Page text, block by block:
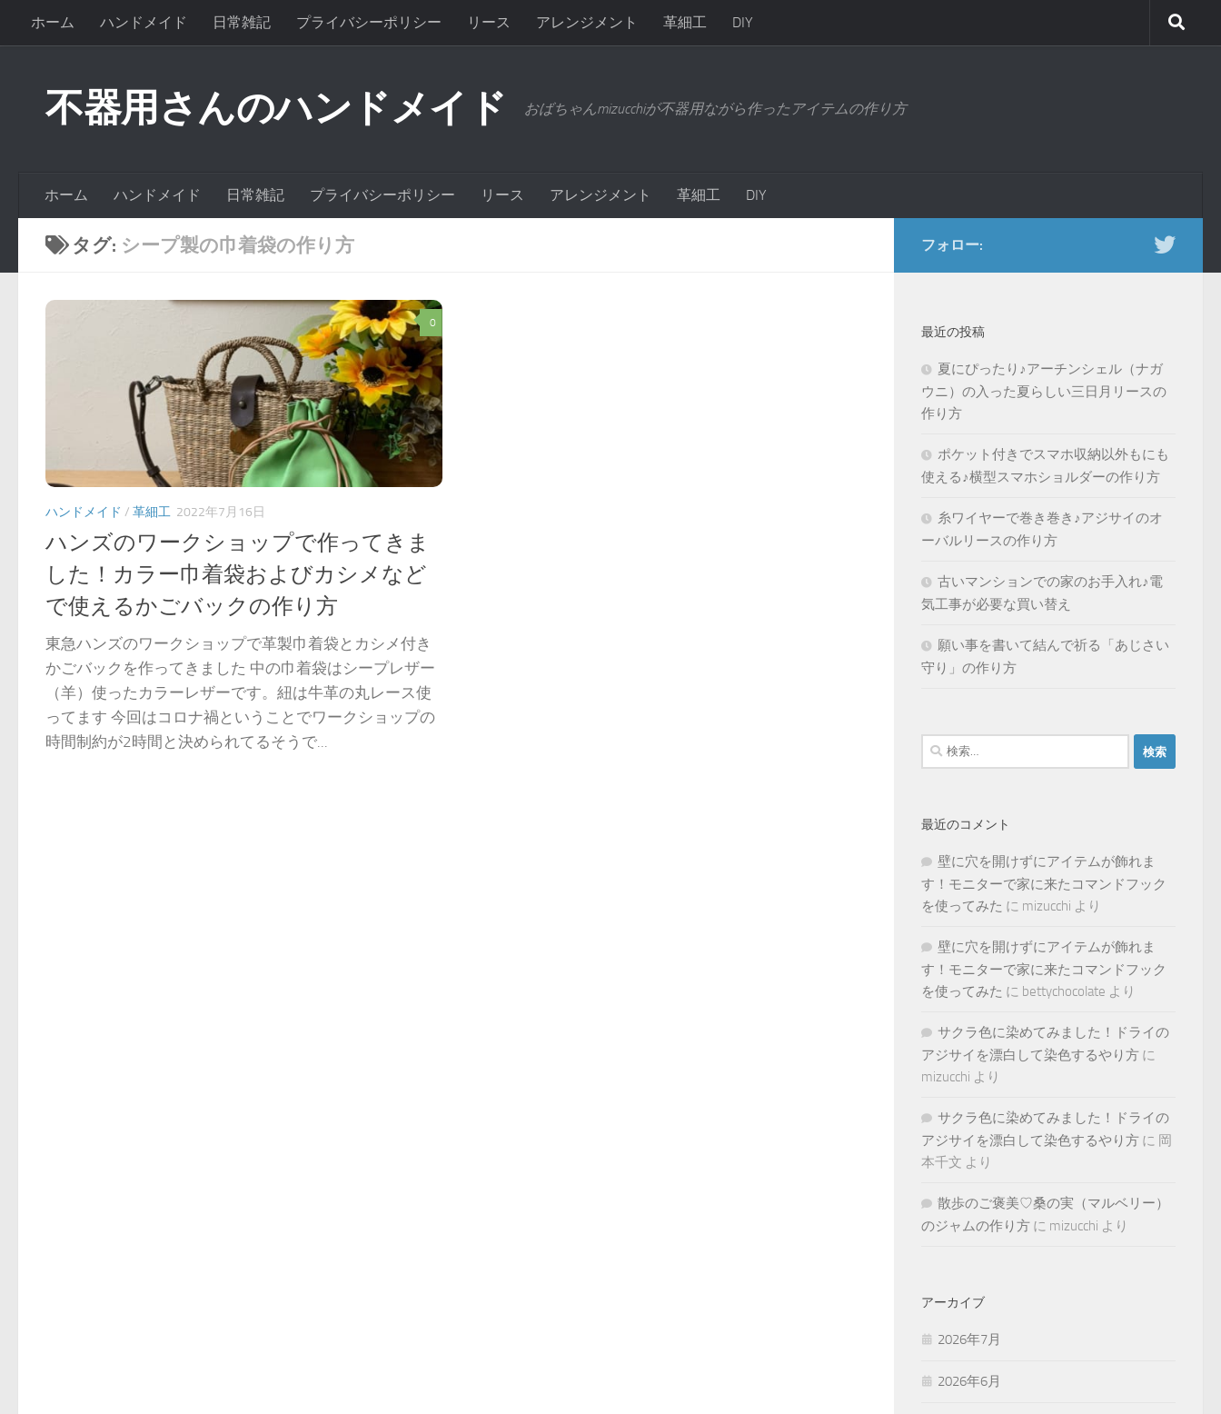
ホーム ハンドメイド 日常雑記 プライバシーポリシー リース アレンジメント 革細工 DIY
不器用さんのハンドメイド おばちゃんmizucchiが不器用ながら作ったアイテムの作り方
ホーム ハンドメイド 日常雑記 プライバシーポリシー リース アレンジメント 革細工 DIY
タグ: シープ製の巾着袋の作り方
0
ハンドメイド / 革細工 2022年7月16日
ハンズのワークショップで作ってきま
した！カラー巾着袋およびカシメなど
で使えるかごバックの作り方
東急ハンズのワークショップで革製巾着袋とカシメ付き
かごバックを作ってきました 中の巾着袋はシープレザー
（羊）使ったカラーレザーです。紐は牛革の丸レース使
ってます 今回はコロナ禍ということでワークショップの
時間制約が2時間と決められてるそうで...
フォロー:
最近の投稿
夏にぴったり♪アーチンシェル（ナガ
ウニ）の入った夏らしい三日月リースの
作り方
ポケット付きでスマホ収納以外もにも
使える♪横型スマホショルダーの作り方
糸ワイヤーで巻き巻き♪アジサイのオ
ーバルリースの作り方
古いマンションでの家のお手入れ♪電
気工事が必要な買い替え
願い事を書いて結んで祈る「あじさい
守り」の作り方
検
索:
最近のコメント
壁に穴を開けずにアイテムが飾れま
す！モニターで家に来たコマンドフック
を使ってみた に mizucchi より
壁に穴を開けずにアイテムが飾れま
す！モニターで家に来たコマンドフック
を使ってみた に bettychocolate より
サクラ色に染めてみました！ドライの
アジサイを漂白して染色するやり方 に
mizucchi より
サクラ色に染めてみました！ドライの
アジサイを漂白して染色するやり方 に 岡
本千文 より
散歩のご褒美♡桑の実（マルベリー）
のジャムの作り方 に mizucchi より
アーカイブ
2026年7月
2026年6月